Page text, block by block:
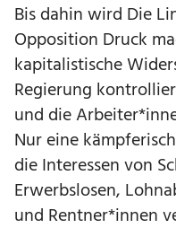
Bis dahin wird Die
Opposition Druck
kapitalistische
Regierung
und die
Nur eine
die Interessen von
Erwerbslosen,
und Rentner*innen